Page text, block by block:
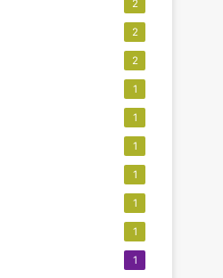
2
2
2
1
1
1
1
1
1
1